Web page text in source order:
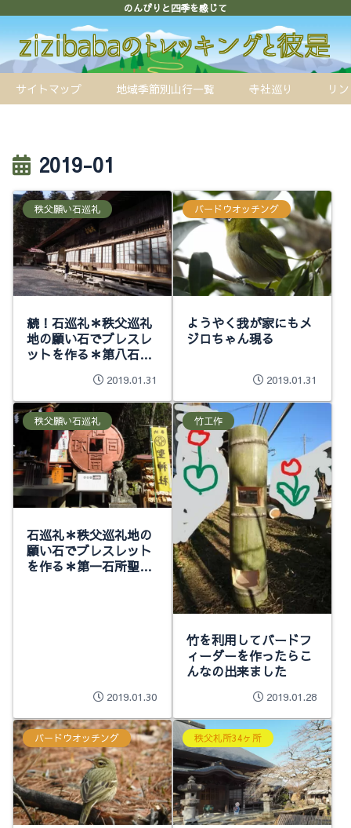
のんびりと四季を感じて
サイトマップ 地域季節別山行一覧 寺社巡り リ
2019-01
秩父願い石巡礼
続！石巡礼＊秩父巡礼
地の願い石でブレスレ
ットを作る＊第八石所
2019.01.31
バードウオッチング
ようやく我が家にもメ
ジロちゃん現る
2019.01.31
秩父願い石巡礼
石巡礼＊秩父巡礼地の
願い石でブレスレット
を作る＊第一石所聖神
2019.01.30
竹工作
竹を利用してバードフ
ィーダーを作ったらこ
んなの出来ました
2019.01.28
バードウオッチング 秩父札所34ヶ所